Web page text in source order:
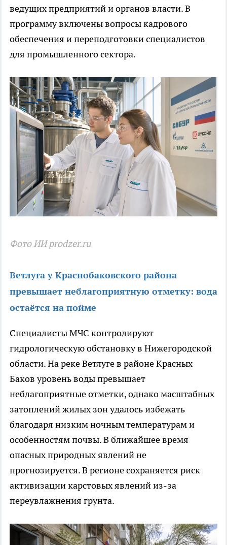
ведущих предприятий и органов власти. В
программу включены вопросы кадрового
обеспечения и переподготовки специалистов
для промышленного сектора.
Фото ИИ prodzer.ru
Ветлуга у Краснобаковского района
превышает неблагоприятную отметку: вода
остаётся на пойме
Специалисты МЧС контролируют
гидрологическую обстановку в Нижегородской
области. На реке Ветлуге в районе Красных
Баков уровень воды превышает
неблагоприятные отметки, однако масштабных
затоплений жилых зон удалось избежать
благодаря низким ночным температурам и
особенностям почвы. В ближайшее время
опасных природных явлений не
прогнозируется. В регионе сохраняется риск
активизации карстовых явлений из-за
переувлажнения грунта.